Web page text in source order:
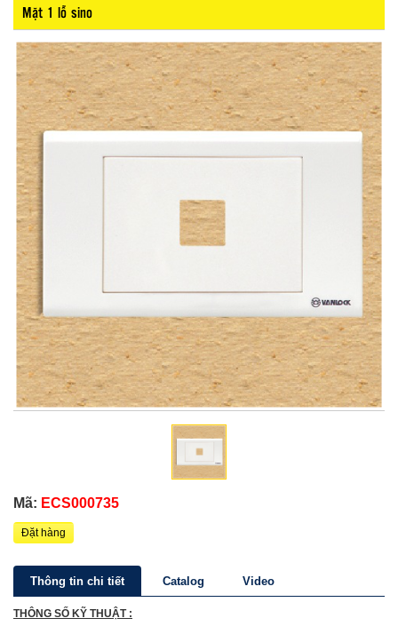
Mặt 1 lỗ sino
Mã: ECS000735
Đặt hàng
Thông tin chi tiết Catalog Video
THÔNG SỐ KỸ THUẬT :